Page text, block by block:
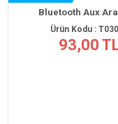
Bluetooth Aux Araç Kiti
Ürün Kodu : T03007
93,00 TL